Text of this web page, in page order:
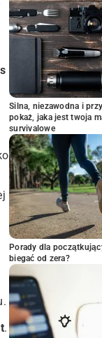
.
Silna, niezawodna i
pokaż, jaka jest twoja
survivalowe
Porady dla
biegać od zera?